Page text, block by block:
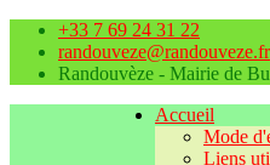
+33 7 69 24 31 22
randouveze@randouveze.fr
Randouvèze - Mairie de
Accueil
Mode
Liens